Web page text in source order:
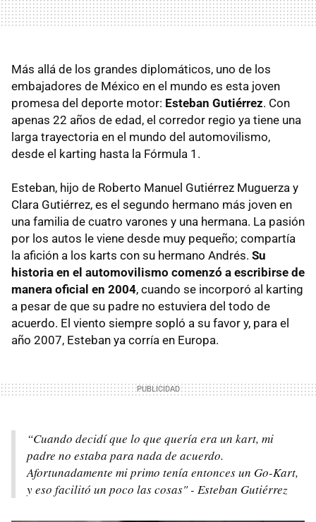
Más allá de los grandes diplomáticos, uno de los
embajadores de México en el mundo es esta joven
promesa del deporte motor: Esteban Gutiérrez. Con
apenas 22 años de edad, el corredor regio ya tiene una
larga trayectoria en el mundo del automovilismo,
desde el karting hasta la Fórmula 1.
Esteban, hijo de Roberto Manuel Gutiérrez Muguerza y
Clara Gutiérrez, es el segundo hermano más joven en
una familia de cuatro varones y una hermana. La pasión
por los autos le viene desde muy pequeño; compartía
la afición a los karts con su hermano Andrés. Su
historia en el automovilismo comenzó a escribirse de
manera oficial en 2004, cuando se incorporó al karting
a pesar de que su padre no estuviera del todo de
acuerdo. El viento siempre sopló a su favor y, para el
año 2007, Esteban ya corría en Europa.
“Cuando decidí que lo que quería era un kart, mi
padre no estaba para nada de acuerdo.
Afortunadamente mi primo tenía entonces un Go-Kart,
y eso facilitó un poco las cosas" - Esteban Gutiérrez